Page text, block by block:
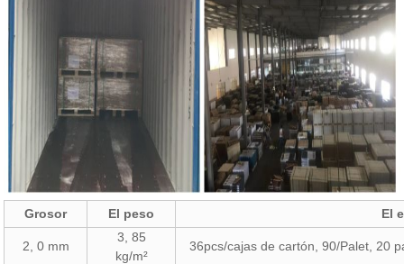
Grosor El peso El
2, 0 mm
3, 85
kg/m²
36pcs/cajas de cartón, 90/Palet, 20